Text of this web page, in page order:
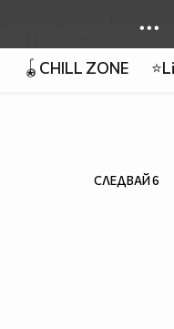
🪀CHILL ZONE
СЛЕДВАЙ6